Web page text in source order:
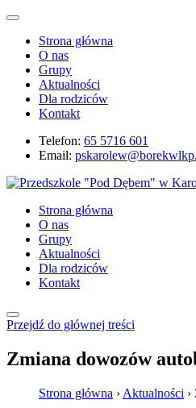
Strona główna
O nas
Grupy
Aktualności
Dla rodziców
Kontakt
Telefon: 65 5716 601
Email:
Strona główna
O nas
Grupy
Aktualności
Dla rodziców
Kontakt
Przejdź do głównej treści
Zmiana dowozów
Strona główna › Aktualności ›